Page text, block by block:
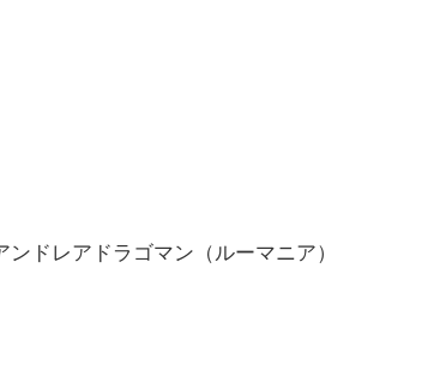
ンドレアドラゴマン（ルーマニア）